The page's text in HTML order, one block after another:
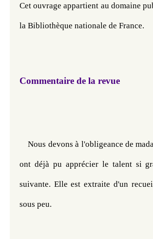
Cet ouvrage appartient au domaine
la Bibliothèque nationale de France.
Commentaire de la revue
Nous devons à l'obligeance de
ont déjà pu apprécier le talent si
suivante. Elle est extraite d'un
sous peu.